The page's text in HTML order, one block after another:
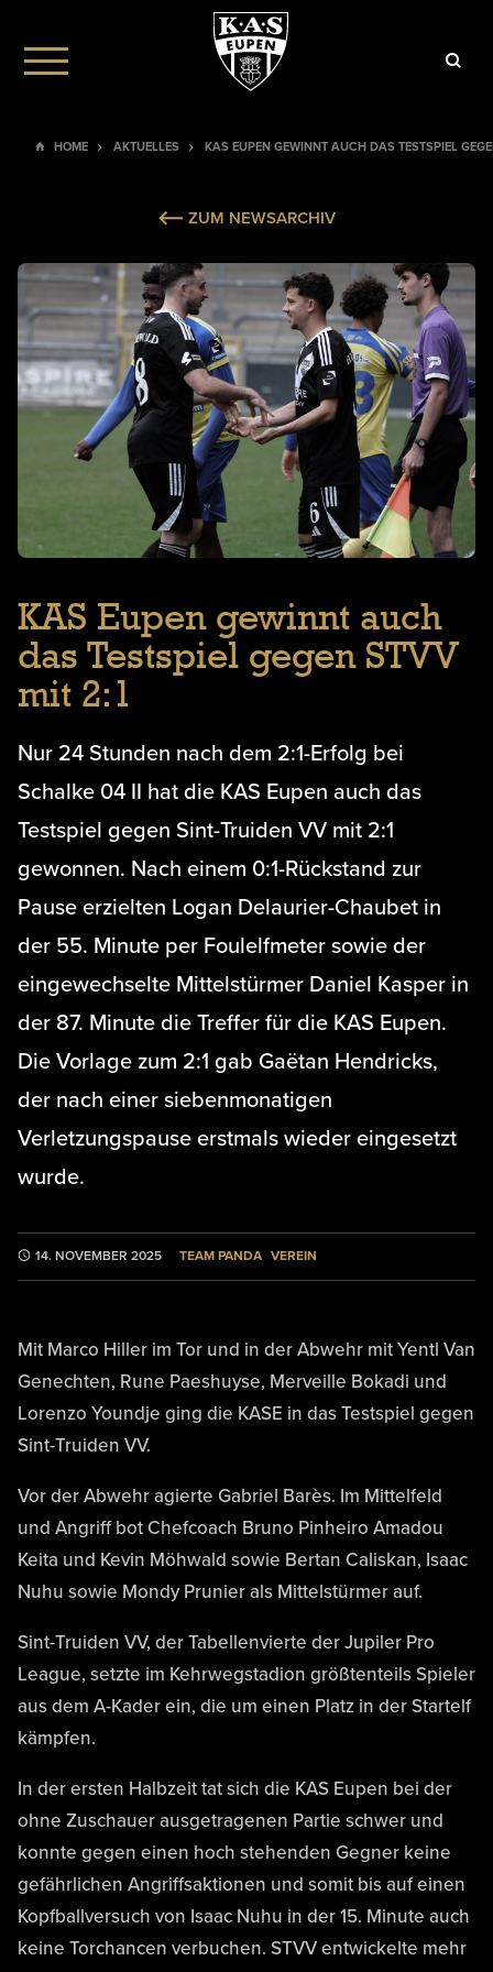
HOME AKTUELLES KAS EUPEN GEWINNT AUCH DAS TESTSPIEL
ZUM NEWSARCHIV
KAS Eupen gewinnt auch
das Testspiel gegen STVV
mit 2:1
Nur 24 Stunden nach dem 2:1-Erfolg bei
Schalke 04 II hat die KAS Eupen auch das
Testspiel gegen Sint-Truiden VV mit 2:1
gewonnen. Nach einem 0:1-Rückstand zur
Pause erzielten Logan Delaurier-Chaubet in
der 55. Minute per Foulelfmeter sowie der
eingewechselte Mittelstürmer Daniel Kasper in
der 87. Minute die Treffer für die KAS Eupen.
Die Vorlage zum 2:1 gab Gaëtan Hendricks,
der nach einer siebenmonatigen
Verletzungspause erstmals wieder eingesetzt
wurde.
14. NOVEMBER 2025 TEAM PANDA VEREIN
Mit Marco Hiller im Tor und in der Abwehr mit Yentl Van
Genechten, Rune Paeshuyse, Merveille Bokadi und
Lorenzo Youndje ging die KASE in das Testspiel gegen
Sint-Truiden VV.
Vor der Abwehr agierte Gabriel Barès. Im Mittelfeld
und Angriff bot Chefcoach Bruno Pinheiro Amadou
Keita und Kevin Möhwald sowie Bertan Caliskan, Isaac
Nuhu sowie Mondy Prunier als Mittelstürmer auf.
Sint-Truiden VV, der Tabellenvierte der Jupiler Pro
League, setzte im Kehrwegstadion größtenteils Spieler
aus dem A-Kader ein, die um einen Platz in der Startelf
kämpfen.
In der ersten Halbzeit tat sich die KAS Eupen bei der
ohne Zuschauer ausgetragenen Partie schwer und
konnte gegen einen hoch stehenden Gegner keine
gefährlichen Angriffsaktionen und somit bis auf einen
Kopfballversuch von Isaac Nuhu in der 15. Minute auch
keine Torchancen verbuchen. STVV entwickelte mehr